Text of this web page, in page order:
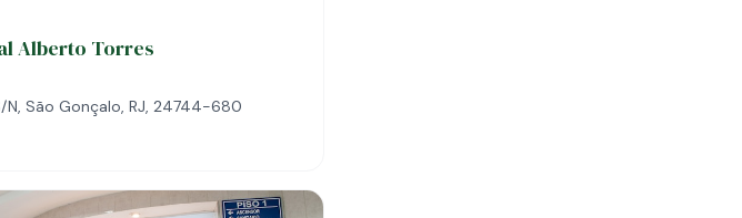
Alberto Torres
N, São Gonçalo, RJ, 24744-680